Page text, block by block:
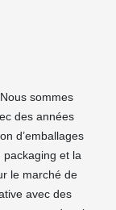
sommes
des années
d’emballages
et la
le marché de
avec des